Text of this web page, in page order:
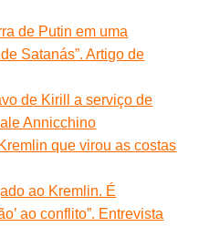
de Putin em uma
Satanás”. Artigo de
de Kirill a serviço de
Annicchino
que virou as costas
ao Kremlin. É
ao conflito”. Entrevista